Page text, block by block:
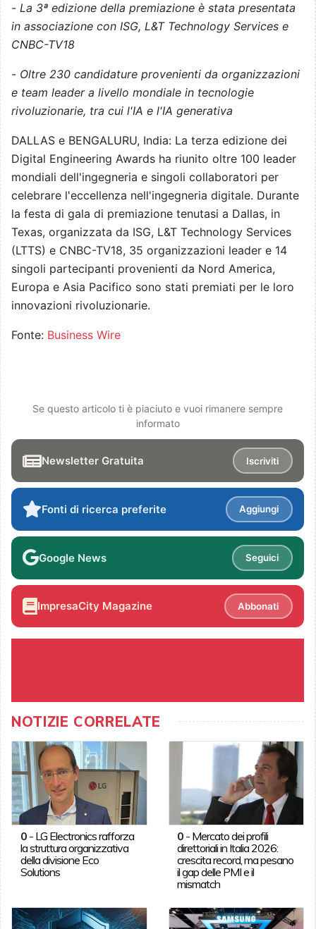
- La 3ª edizione della premiazione è stata presentata
in associazione con ISG, L&T Technology Services e
CNBC-TV18
- Oltre 230 candidature provenienti da organizzazioni
e team leader a livello mondiale in tecnologie
rivoluzionarie, tra cui l'IA e l'IA generativa
DALLAS e BENGALURU, India: La terza edizione dei
Digital Engineering Awards ha riunito oltre 100 leader
mondiali dell'ingegneria e singoli collaboratori per
celebrare l'eccellenza nell'ingegneria digitale. Durante
la festa di gala di premiazione tenutasi a Dallas, in
Texas, organizzata da ISG, L&T Technology Services
(LTTS) e CNBC-TV18, 35 organizzazioni leader e 14
singoli partecipanti provenienti da Nord America,
Europa e Asia Pacifico sono stati premiati per le loro
innovazioni rivoluzionarie.
Fonte: Business Wire
Se questo articolo ti è piaciuto e vuoi rimanere sempre
informato
Newsletter Gratuita Iscriviti
Fonti di ricerca preferite Aggiungi
Google News Seguici
ImpresaCity Magazine Abbonati
NOTIZIE CORRELATE
0- LG Electronics rafforza
la struttura organizzativa
della divisione Eco
Solutions
0 - Mercato dei profili
direttoriali in Italia 2026:
crescita record, ma pesano
il gap delle PMI e il
mismatch